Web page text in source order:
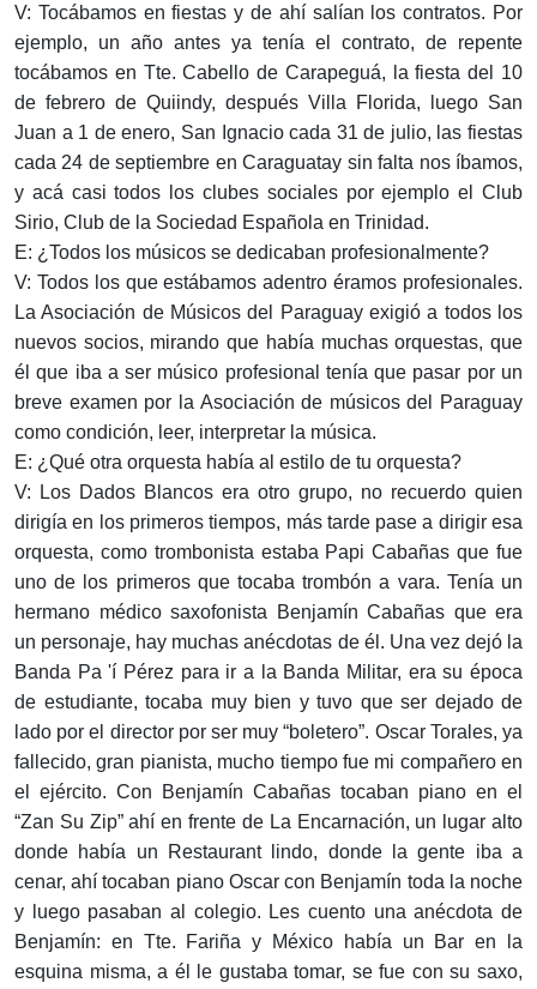
V: Tocábamos en fiestas y de ahí salían los contratos. Por
ejemplo, un año antes ya tenía el contrato, de repente
tocábamos en Tte. Cabello de Carapeguá, la fiesta del 10
de febrero de Quiindy, después Villa Florida, luego San
Juan a 1 de enero, San Ignacio cada 31 de julio, las fiestas
cada 24 de septiembre en Caraguatay sin falta nos íbamos,
y acá casi todos los clubes sociales por ejemplo el Club
Sirio, Club de la Sociedad Española en Trinidad.
E: ¿Todos los músicos se dedicaban profesionalmente?
V: Todos los que estábamos adentro éramos profesionales.
La Asociación de Músicos del Paraguay exigió a todos los
nuevos socios, mirando que había muchas orquestas, que
él que iba a ser músico profesional tenía que pasar por un
breve examen por la Asociación de músicos del Paraguay
como condición, leer, interpretar la música.
E: ¿Qué otra orquesta había al estilo de tu orquesta?
V: Los Dados Blancos era otro grupo, no recuerdo quien
dirigía en los primeros tiempos, más tarde pase a dirigir esa
orquesta, como trombonista estaba Papi Cabañas que fue
uno de los primeros que tocaba trombón a vara. Tenía un
hermano médico saxofonista Benjamín Cabañas que era
un personaje, hay muchas anécdotas de él. Una vez dejó la
Banda Pa 'í Pérez para ir a la Banda Militar, era su época
de estudiante, tocaba muy bien y tuvo que ser dejado de
lado por el director por ser muy “boletero”. Oscar Torales, ya
fallecido, gran pianista, mucho tiempo fue mi compañero en
el ejército. Con Benjamín Cabañas tocaban piano en el
“Zan Su Zip” ahí en frente de La Encarnación, un lugar alto
donde había un Restaurant lindo, donde la gente iba a
cenar, ahí tocaban piano Oscar con Benjamín toda la noche
y luego pasaban al colegio. Les cuento una anécdota de
Benjamín: en Tte. Fariña y México había un Bar en la
esquina misma, a él le gustaba tomar, se fue con su saxo,